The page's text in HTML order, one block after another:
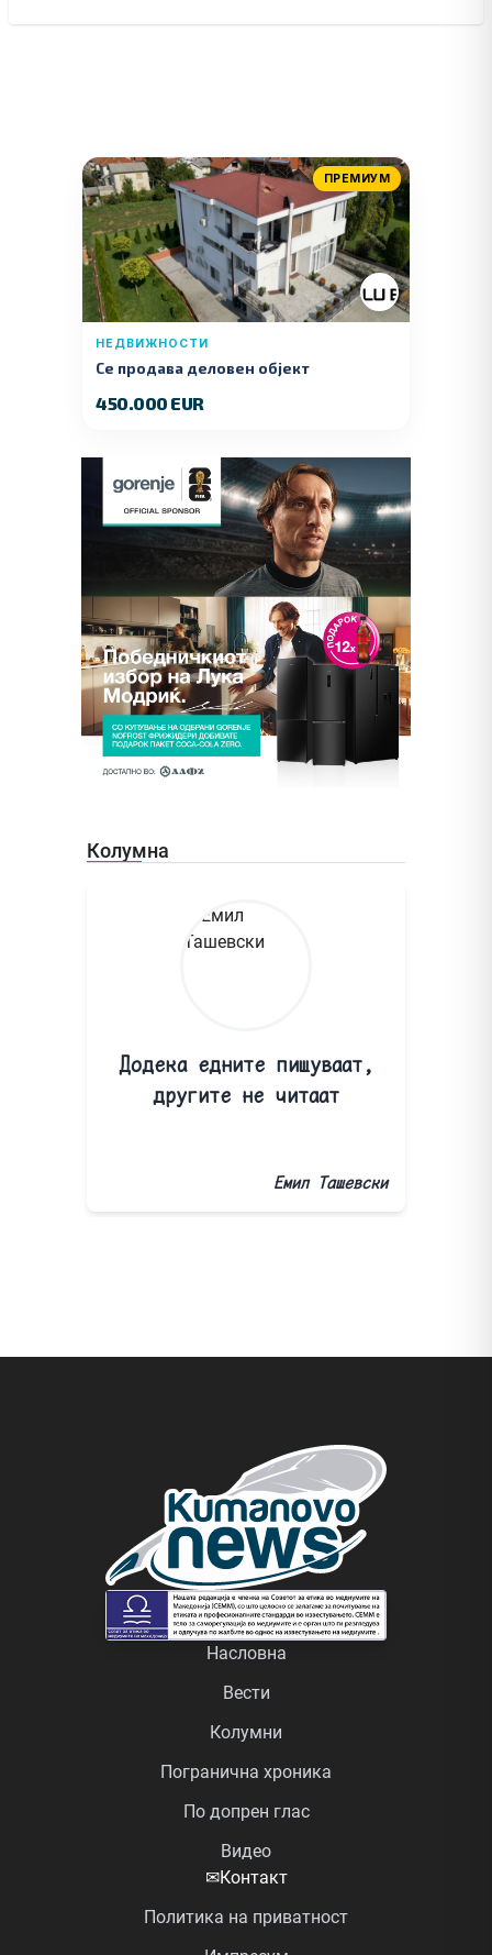
ПРЕМИУМ
НЕДВИЖНОСТИ
Се продава деловен објект
450.000 EUR
Колумна
Додека едните пишуваат,
другите не читаат
Емил Ташевски
Насловна
Вести
Колумни
Погранична хроника
По допрен глас
Видео
✉Контакт
Политика на приватност